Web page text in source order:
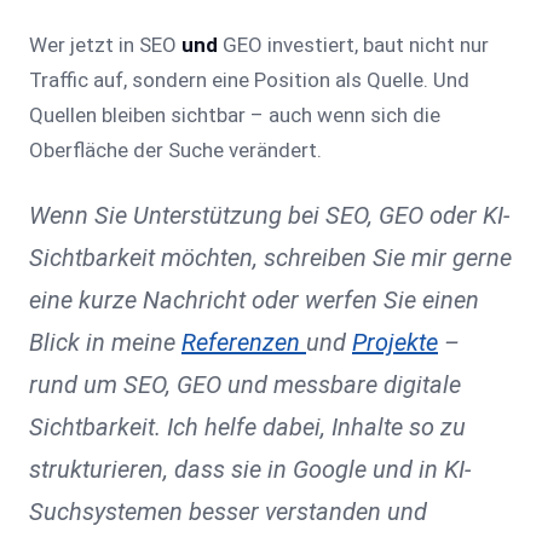
Wer jetzt in SEO und GEO investiert, baut nicht nur
Traffic auf, sondern eine Position als Quelle. Und
Quellen bleiben sichtbar – auch wenn sich die
Oberfläche der Suche verändert.
Wenn Sie Unterstützung bei SEO, GEO oder KI-
Sichtbarkeit möchten, schreiben Sie mir gerne
eine kurze Nachricht oder werfen Sie einen
Blick in meine Referenzen und Projekte –
rund um SEO, GEO und messbare digitale
Sichtbarkeit. Ich helfe dabei, Inhalte so zu
strukturieren, dass sie in Google und in KI-
Suchsystemen besser verstanden und